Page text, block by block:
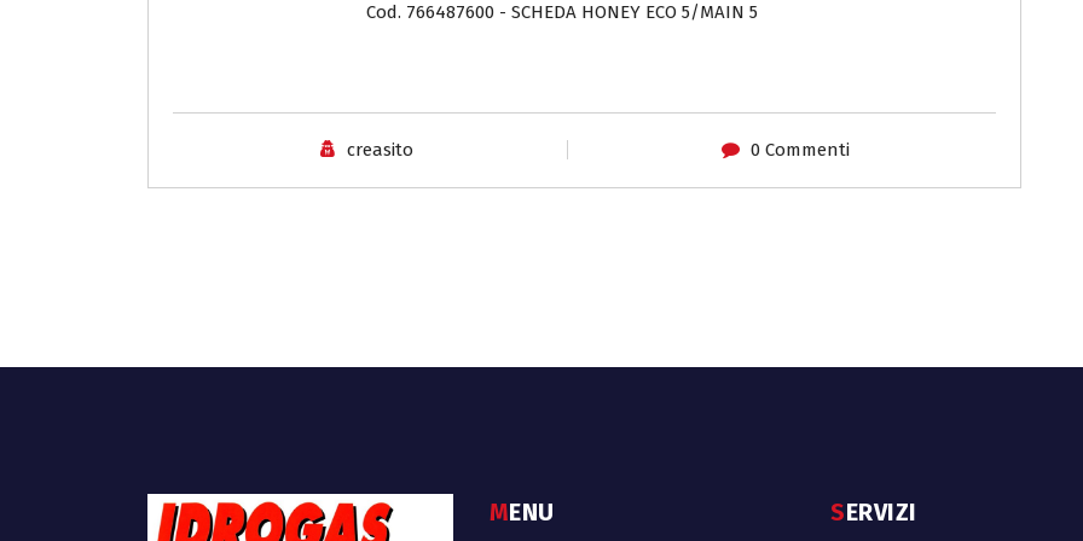
Cod. 766487600 - SCHEDA HONEY ECO 5/MAIN 5
creasito 0 Commenti
MENU SERVIZI